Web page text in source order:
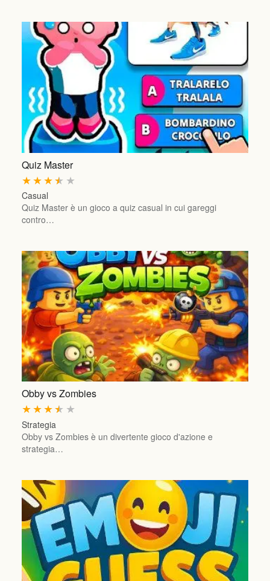
Quiz Master
★
★
★
★
★
Casual
Quiz Master è un gioco a quiz casual in cui gareggi
contro…
Obby vs Zombies
★
★
★
★
★
Strategia
Obby vs Zombies è un divertente gioco d'azione e
strategia…